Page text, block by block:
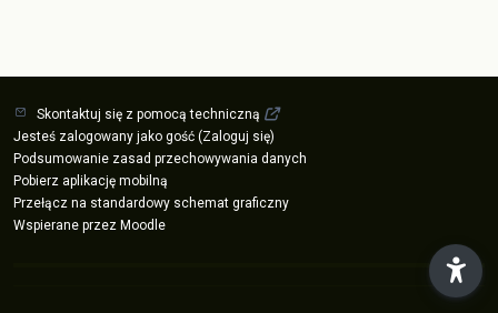
Skontaktuj się z pomocą techniczną
Jesteś zalogowany jako gość (Zaloguj się)
Podsumowanie zasad przechowywania danych
Pobierz aplikację mobilną
Przełącz na standardowy schemat graficzny
Wspierane przez Moodle